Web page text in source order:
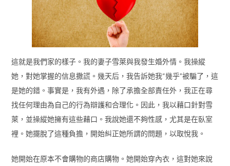
這就是我們家的樣子。我的妻子雪萊與我發生婚外情。我操縱
她，對她掌握的信息撒謊。幾天后，我告訴她我“幾乎”被騙了，這
是她的錯。事實是，我有外遇，除了承擔全部責任外，我正在尋
找任何理由為自己的行為辯護和合理化。因此，我以藉口針對雪
萊，並操縱她擁有這些藉口。我說她還不夠性感，尤其是在臥室
裡。她擺脫了這種負擔，開始糾正她所謂的問題，以取悅我。
她開始在原本不會購物的商店購物。她開始穿內衣，這對她來說